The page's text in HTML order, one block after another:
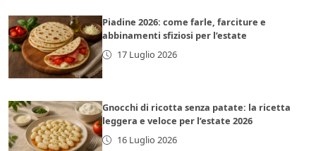
Piadine 2026: come farle, farciture e
abbinamenti sfiziosi per l’estate
17 Luglio 2026
Gnocchi di ricotta senza patate: la ricetta
leggera e veloce per l’estate 2026
16 Luglio 2026